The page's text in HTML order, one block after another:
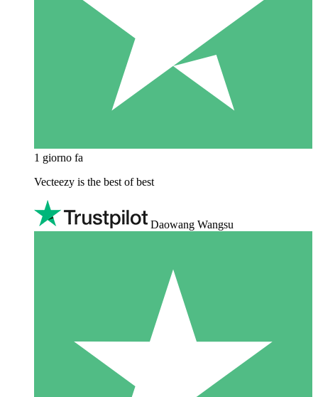
1 giorno fa
Vecteezy is the best of best
Daowang Wangsu